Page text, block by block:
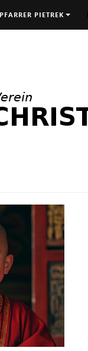
PFARRER PIETREK